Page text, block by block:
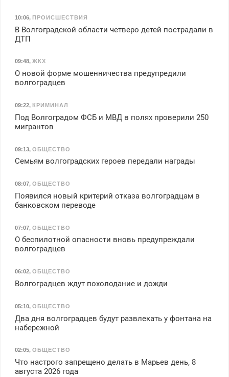
10:06, ПРОИСШЕСТВИЯ
В Волгоградской области четверо детей пострадали в
ДТП
09:48, ЖКХ
О новой форме мошенничества предупредили
волгоградцев
09:22, КРИМИНАЛ
Под Волгоградом ФСБ и МВД в полях проверили 250
мигрантов
09:13, ОБЩЕСТВО
Семьям волгоградских героев передали награды
08:07, ОБЩЕСТВО
Появился новый критерий отказа волгоградцам в
банковском переводе
07:07, ОБЩЕСТВО
О беспилотной опасности вновь предупреждали
волгоградцев
06:02, ОБЩЕСТВО
Волгоградцев ждут похолодание и дожди
05:10, ОБЩЕСТВО
Два дня волгоградцев будут развлекать у фонтана на
набережной
02:05, ОБЩЕСТВО
Что настрого запрещено делать в Марьев день, 8
августа 2026 года